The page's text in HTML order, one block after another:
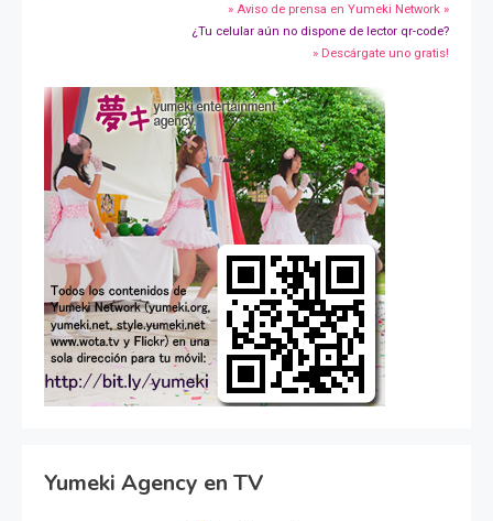
» Aviso de prensa en Yumeki Network »
¿Tu celular aún no dispone de lector qr-code?
» Descárgate uno gratis!
Yumeki Agency en TV